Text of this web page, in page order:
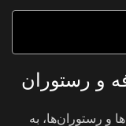
و رستوران
و رستوران‌ها، به